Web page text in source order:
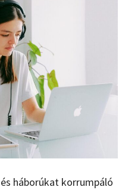
háborúkat korrumpáló